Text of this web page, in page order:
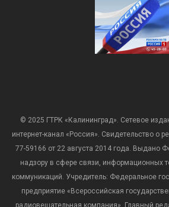
© 2025 ГТРК «Калининград». Сетевое
интернет-канал «Россия». Свидетельство
77-59166 от 22 августа 2014 года. Выдано
надзору в сфере связи, информационных
коммуникаций. Учредитель: Федеральное
предприятие «Всероссийская
радиовещательная компания». Главный